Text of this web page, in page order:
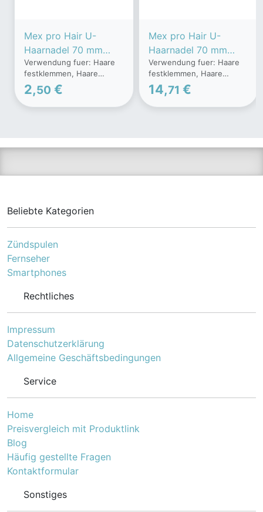
Mex pro Hair U-
Haarnadel 70 mm
gewellt, Schwarz (16
Stueck)
Verwendung fuer: Haare
festklemmen, Haare
hochstecken, Haare
beiHochhzeitsfrisuren
stecken und vieles mehr...
2,50 €
Mex pro Hair U-
Haarnadel 70 mm
gewellt, Schwarz (250
g)
Verwendung fuer: Haare
festklemmen, Haare
hochstecken, Haare
beiHochhzeitsfrisuren
stecken und vieles mehr...
14,71 €
Beliebte Kategorien
Zündspulen
Fernseher
Smartphones
Rechtliches
Impressum
Datenschutzerklärung
Allgemeine Geschäftsbedingungen
Service
Home
Preisvergleich mit Produktlink
Blog
Häufig gestellte Fragen
Kontaktformular
Sonstiges